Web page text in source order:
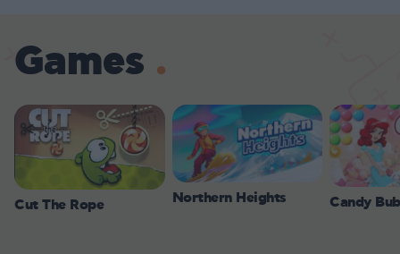
Games
Cut The Rope Northern Heights Candy